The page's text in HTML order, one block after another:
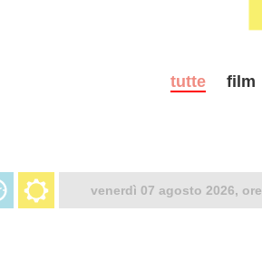
tutte film
venerdì 07 agosto 2026,